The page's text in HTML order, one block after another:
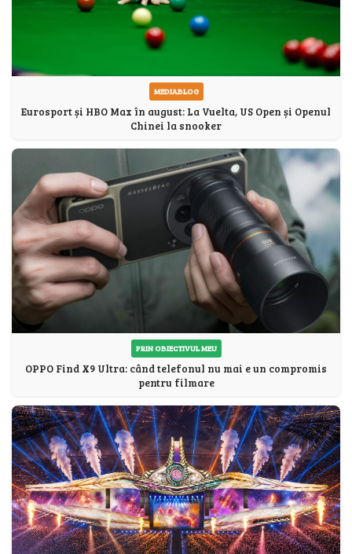
MEDIABLOG
Eurosport și HBO Max în august: La Vuelta, US Open și Openul
Chinei la snooker
PRIN OBIECTIVUL MEU
OPPO Find X9 Ultra: când telefonul nu mai e un compromis
pentru filmare